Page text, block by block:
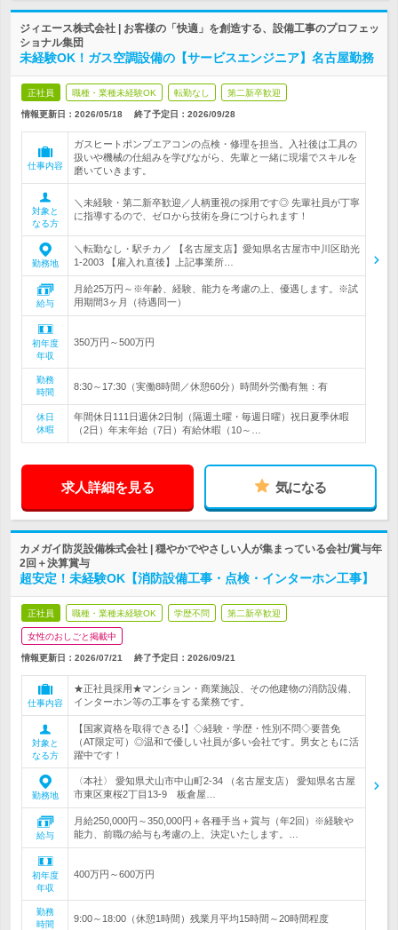
ジィエース株式会社 | お客様の「快適」を創造する、設備工事のプロフェッ
ショナル集団
未経験OK！ガス空調設備の【サービスエンジニア】名古屋勤務
正社員 職種・業種未経験OK 転勤なし 第二新卒歓迎
情報更新日：2026/05/18 終了予定日： 2026/09/28
仕事内容
ガスヒートポンプエアコンの点検・修理を担当。入社後は工具の
扱いや機械の仕組みを学びながら、先輩と一緒に現場でスキルを
磨いていきます。
対象と
なる方
＼未経験・第二新卒歓迎／人柄重視の採用です◎ 先輩社員が丁寧
に指導するので、ゼロから技術を身につけられます！
勤務地
＼転勤なし・駅チカ／ 【名古屋支店】愛知県名古屋市中川区助光
1-2003 【雇入れ直後】上記事業所…
給与
月給25万円～※年齢、経験、能力を考慮の上、優遇します。※試
用期間3ヶ月（待遇同一）
初年度
年収
350万円～500万円
勤務
時間
8:30～17:30（実働8時間／休憩60分）時間外労働有無：有
休日
休暇
年間休日111日週休2日制（隔週土曜・毎週日曜）祝日夏季休暇
（2日）年末年始（7日）有給休暇（10～…
求人詳細を見る 気になる
カメガイ防災設備株式会社 | 穏やかでやさしい人が集まっている会社/賞与年
2回＋決算賞与
超安定！未経験OK【消防設備工事・点検・インターホン工事】
正社員 職種・業種未経験OK 学歴不問 第二新卒歓迎
女性のおしごと掲載中
情報更新日：2026/07/21 終了予定日： 2026/09/21
仕事内容
★正社員採用★マンション・商業施設、その他建物の消防設備、
インターホン等の工事をする業務です。
対象と
なる方
【国家資格を取得できる!】◇経験・学歴・性別不問◇要普免
（AT限定可）◎温和で優しい社員が多い会社です。男女ともに活
躍中です！
勤務地
〈本社〉 愛知県犬山市中山町2-34 （名古屋支店） 愛知県名古屋
市東区東桜2丁目13-9 板倉屋…
給与
月給250,000円～350,000円＋各種手当＋賞与（年2回）※経験や
能力、前職の給与も考慮の上、決定いたします。…
初年度
年収
400万円～600万円
勤務
時間
9:00～18:00（休憩1時間）残業月平均15時間～20時間程度